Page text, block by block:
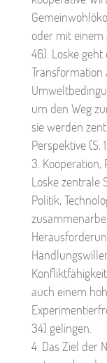
oder mit einem
46). Loske geht
um den Weg
sie werden
Perspektive (S.
Loske zentrale
Politik,
auch einem
34) gelingen.
Das Ziel der